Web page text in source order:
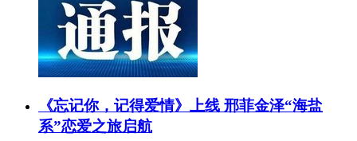
《忘记你，记得爱情》上线 邢菲金泽“海盐
系”恋爱之旅启航